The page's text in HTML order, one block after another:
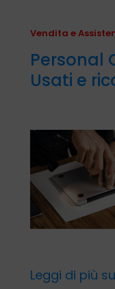
Vendita e
Personal
Usati e
Leggi di più